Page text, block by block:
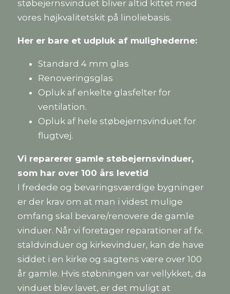
støbejernsvinduet bliver altid kittet med
vores højkvalitetskit på linoliebasis.
Her er bare et udpluk af mulighederne:
Standard 4 mm glas
Renoveringsglas
Opluk af enkelte glasfelter for
ventilation.
Opluk af hele støbejernsvinduet for
flugtvej.
Vi reparerer gamle støbejernsvinduer,
som har over 100 års levetid
I fredede og bevaringsværdige bygninger
er der krav om at man i videst mulige
omfang skal bevare/renovere de gamle
vinduer. Når vi foretager reparationer af fx.
staldvinduer og kirkevinduer, kan de have
siddet i en kirke og sagtens være over 100
år gamle. Hvis støbningen var vellykket, da
vinduet blev lavet, er det muligt at